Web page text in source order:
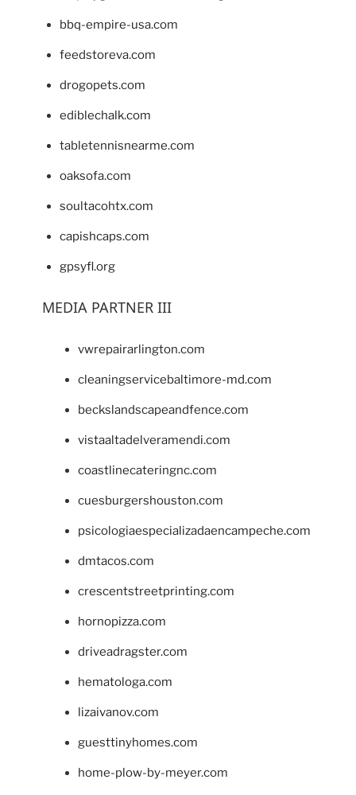
bbq-empire-usa.com
feedstoreva.com
drogopets.com
ediblechalk.com
tabletennisnearme.com
oaksofa.com
soultacohtx.com
capishcaps.com
gpsyfl.org
MEDIA PARTNER III
vwrepairarlington.com
cleaningservicebaltimore-md.com
beckslandscapeandfence.com
vistaaltadelveramendi.com
coastlinecateringnc.com
cuesburgershouston.com
psicologiaespecializadaencampeche.com
dmtacos.com
crescentstreetprinting.com
hornopizza.com
driveadragster.com
hematologa.com
lizaivanov.com
guesttinyhomes.com
home-plow-by-meyer.com